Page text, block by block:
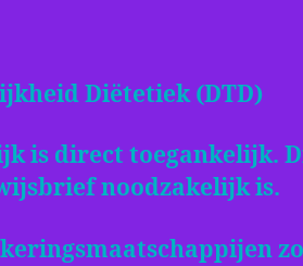
Diëtetiek (DTD)
is direct toegankelijk.
noodzakelijk is.